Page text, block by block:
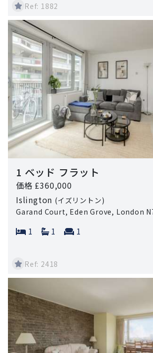
Ref: 1882
1 ベッド フラット
価格 £360,000
Islington (イズリントン)
Garand Court, Eden Grove, London
Bedrooms:
1 Bathrooms:
1 Reception rooms:
1
Ref: 2418